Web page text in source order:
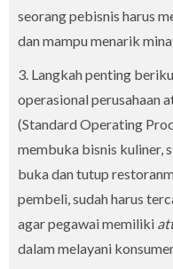
seorang pebisnis harus
dan mampu menarik
3. Langkah penting
operasional perusahaan
(Standard Operating
membuka bisnis kuliner,
buka dan tutup
pembeli, sudah harus
agar pegawai memiliki
dalam melayani